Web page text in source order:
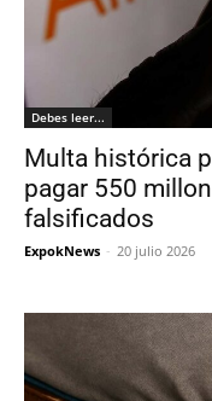
Debes leer...
Multa histórica
pagar 550
falsificados
ExpokNews - 20 julio 2026